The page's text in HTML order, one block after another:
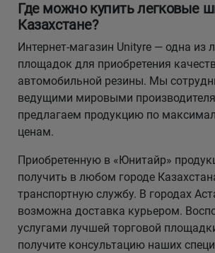
Где можно купить легковые
Казахстане?
Интернет-магазин Unityre — одна из
площадок для приобретения
автомобильной резины. Мы
ведущими мировыми
предлагаем продукцию по
ценам.
Приобретенную в «Юнитайр»
получить в любом городе
транспортную службу. В городах
возможна доставка курьером.
услугами лучшей торговой
получите консультацию наших